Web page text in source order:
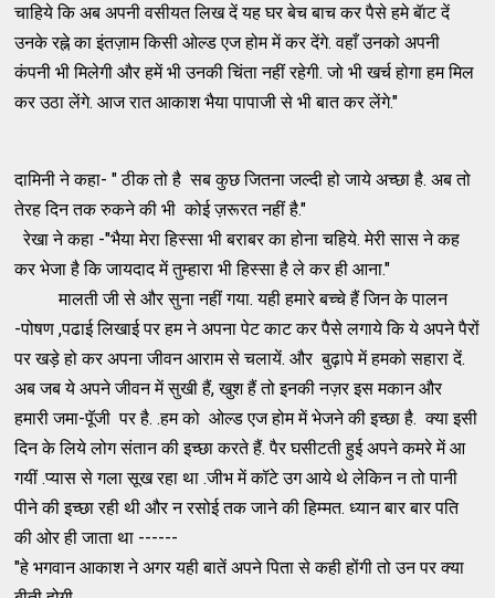
चाहिये कि अब अपनी वसीयत लिख दें यह घर बेच बाच कर पैसे हमे बॅाट दें
उनके रह्ने का इंतज़ाम किसी ओल्ड एज होम में कर देंगे. वहाँ उनको अपनी
कंपनी भी मिलेगी और हमें भी उनकी चिंता नहीं रहेगी. जो भी खर्च होगा हम मिल
कर उठा लेंगे. आज रात आकाश भैया पापाजी से भी बात कर लेंगे."
दामिनी ने कहा- " ठीक तो है सब कुछ जितना जल्दी हो जाये अच्छा है. अब तो
तेरह दिन तक रुकने की भी कोई ज़रूरत नहीं है."
रेखा ने कहा -"भैया मेरा हिस्सा भी बराबर का होना चहिये. मेरी सास ने कह
कर भेजा है कि जायदाद में तुम्हारा भी हिस्सा है ले कर ही आना."
मालती जी से और सुना नहीं गया. यही हमारे बच्चे हैं जिन के पालन
-पोषण ,पढाई लिखाई पर हम ने अपना पेट काट कर पैसे लगाये कि ये अपने पैरों
पर खड़े हो कर अपना जीवन आराम से चलायें. और बुढ़ापे में हमको सहारा दें.
अब जब ये अपने जीवन में सुखी हैं, खुश हैं तो इनकी नज़र इस मकान और
हमारी जमा-पॅूजी पर है. .हम को ओल्ड एज होम में भेजने की इच्छा है. क्या इसी
दिन के लिये लोग संतान की इच्छा करते हैं. पैर घसीटती हुई अपने कमरे में आ
गयीं .प्यास से गला सूख रहा था .जीभ में कॉटे उग आये थे लेकिन न तो पानी
पीने की इच्छा रही थी और न रसोई तक जाने की हिम्मत. ध्यान बार बार पति
की ओर ही जाता था ------
"हे भगवान आकाश ने अगर यही बातें अपने पिता से कही होंगी तो उन पर क्या